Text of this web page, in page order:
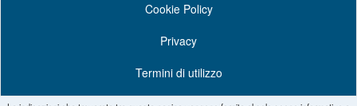
Cookie Policy
Privacy
Termini di utilizzo